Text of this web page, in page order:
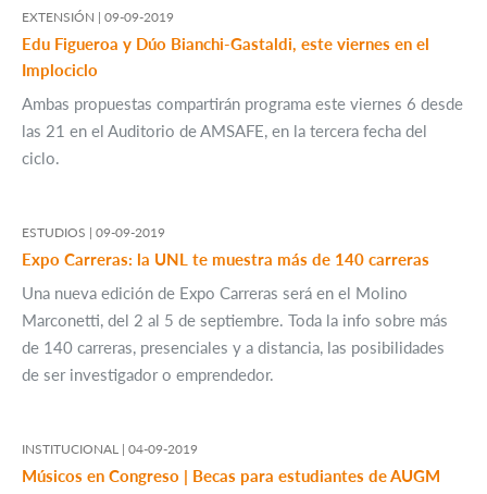
EXTENSIÓN | 09-09-2019
Edu Figueroa y Dúo Bianchi-Gastaldi, este viernes en el
Implociclo
Ambas propuestas compartirán programa este viernes 6 desde
las 21 en el Auditorio de AMSAFE, en la tercera fecha del
ciclo.
ESTUDIOS | 09-09-2019
Expo Carreras: la UNL te muestra más de 140 carreras
Una nueva edición de Expo Carreras será en el Molino
Marconetti, del 2 al 5 de septiembre. Toda la info sobre más
de 140 carreras, presenciales y a distancia, las posibilidades
de ser investigador o emprendedor.
INSTITUCIONAL | 04-09-2019
Músicos en Congreso | Becas para estudiantes de AUGM